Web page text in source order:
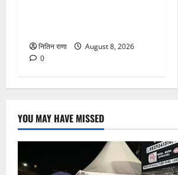
नितिन राणा
August 8, 2026
0
YOU MAY HAVE MISSED